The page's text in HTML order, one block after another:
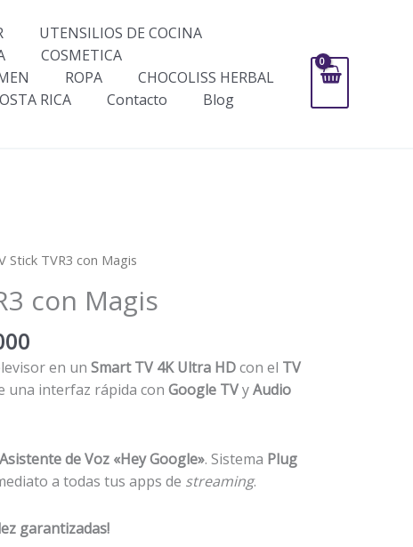
UTENSILIOS DE COCINA
COSMETICA
ROPA
CHOCOLISS HERBAL
RICA Contacto
Blog
Stick TVR3 con Magis
con Magis
El
actual
en unSmart TV 4K Ultra HDcon el TV
una interfaz rápida conGoogle TVyAudio
Asistente de Voz «Hey Google». Sistema Plug
a todas tus apps de streaming.
garantizadas!